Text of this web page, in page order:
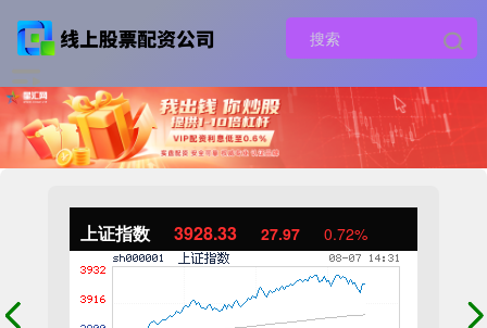
上证指数 3928.33 27.97 0.72%